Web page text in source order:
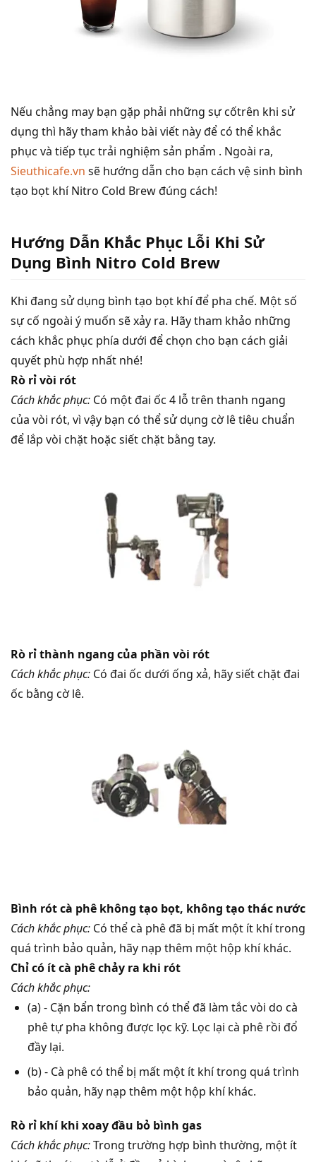
Nếu chẳng may bạn gặp phải những sự cốtrên khi sử
dụng thì hãy tham khảo bài viết này để có thể khắc
phục và tiếp tục trải nghiệm sản phẩm . Ngoài ra,
Sieuthicafe.vn sẽ hướng dẫn cho bạn cách vệ sinh bình
tạo bọt khí Nitro Cold Brew đúng cách!
Hướng Dẫn Khắc Phục Lỗi Khi Sử
Dụng Bình Nitro Cold Brew
Khi đang sử dụng bình tạo bọt khí để pha chế. Một số
sự cố ngoài ý muốn sẽ xảy ra. Hãy tham khảo những
cách khắc phục phía dưới để chọn cho bạn cách giải
quyết phù hợp nhất nhé!
Rò rỉ vòi rót
Cách khắc phục: Có một đai ốc 4 lỗ trên thanh ngang
của vòi rót, vì vậy bạn có thể sử dụng cờ lê tiêu chuẩn
để lắp vòi chặt hoặc siết chặt bằng tay.
Rò rỉ thành ngang của phần vòi rót
Cách khắc phục: Có đai ốc dưới ống xả, hãy siết chặt đai
ốc bằng cờ lê.
Bình rót cà phê không tạo bọt, không tạo thác nước
Cách khắc phục: Có thể cà phê đã bị mất một ít khí trong
quá trình bảo quản, hãy nạp thêm một hộp khí khác.
Chỉ có ít cà phê chảy ra khi rót
Cách khắc phục:
(a) - Cặn bẩn trong bình có thể đã làm tắc vòi do cà
phê tự pha không được lọc kỹ. Lọc lại cà phê rồi đổ
đầy lại.
(b) - Cà phê có thể bị mất một ít khí trong quá trình
bảo quản, hãy nạp thêm một hộp khí khác.
Rò rỉ khí khi xoay đầu bỏ bình gas
Cách khắc phục:Trong trường hợp bình thường, một ít